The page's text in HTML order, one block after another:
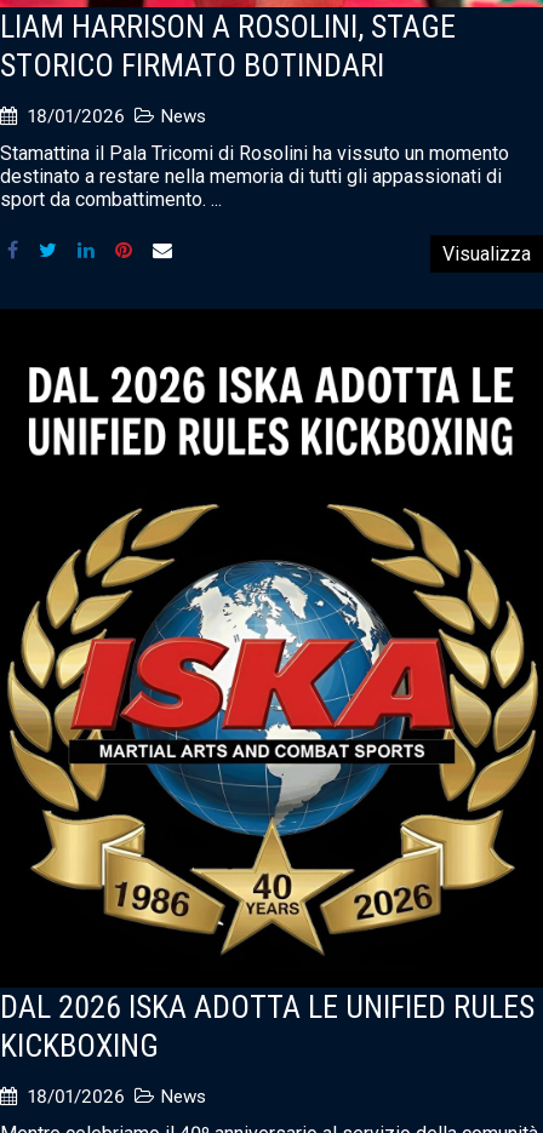
LIAM HARRISON A ROSOLINI, STAGE
STORICO FIRMATO BOTINDARI
18/01/2026 News
Stamattina il Pala Tricomi di Rosolini ha vissuto un momento
destinato a restare nella memoria di tutti gli appassionati di
sport da combattimento. ...
Visualizza
DAL 2026 ISKA ADOTTA LE UNIFIED RULES
KICKBOXING
18/01/2026 News